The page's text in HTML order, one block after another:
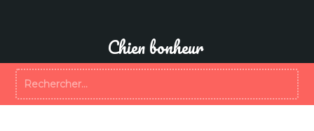
Chien bonheur
Rechercher :